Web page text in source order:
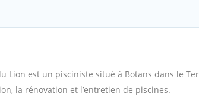
Lion est un pisciniste situé à Botans dans le
la rénovation et l’entretien de piscines.